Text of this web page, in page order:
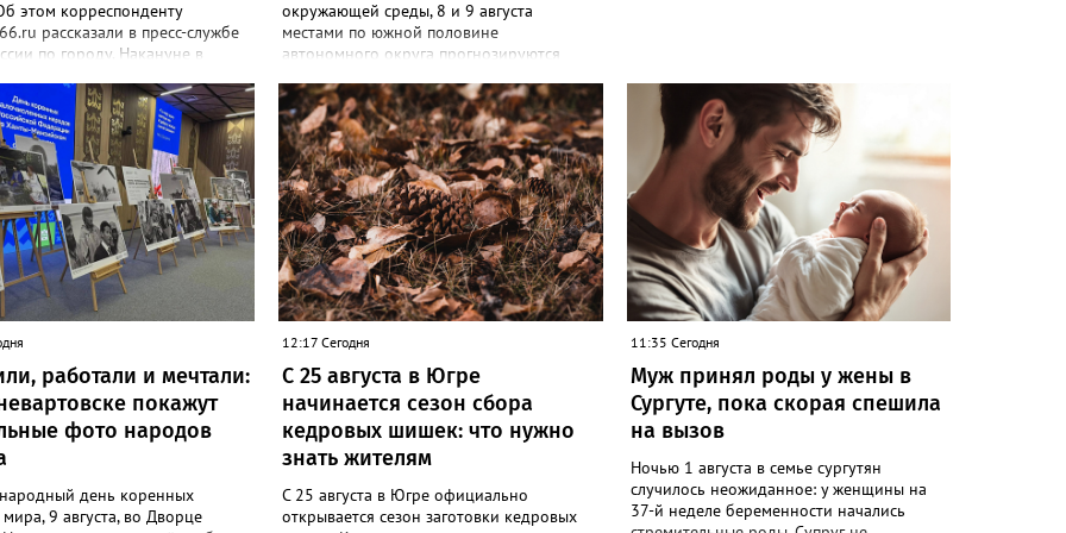
этом корреспонденту
рассказали в пресс-службе
по городу. Накануне в
адресу Омская, 68 потерялся
"Мальчик найден. С ним все
сообщили в ведомстве.
знакомый с ситуацией, пояснил
журналистом издания,
просто заблудился. По
ребенок гулял с
какой-то момент она
а он убежал от нее. "Мальчик
найти дом, но не смог.
нашли прохожие и позвонили в
окружающей среды, 8 и 9 августа
местами по южной половине
автономного округа прогнозируются
сильный дождь, ливни и грозы. Спасатели
призывают жителей и гостей региона
соблюдать меры предосторожности: по
возможности воздержаться от дальних
поездок, не парковать автомобили под
деревьями и слабоукреплёнными
конструкциями, а также быть
внимательными на дорогах из-за
ухудшения видимости и риска
аквапланирования. При возникновении
чрезвычайных ситуаций немедленно
служб 112.
работали и мечтали:
покажут
фото народов
день коренных
9 августа, во Дворце
12:17 Сегодня
С 25 августа в Югре
начинается сезон сбора
кедровых шишек: что нужно
знать жителям
С 25 августа в Югре официально
открывается сезон заготовки кедровых
11:35 Сегодня
Муж принял роды у жены в
Сургуте, пока скорая спешила
на вызов
Ночью 1 августа в семье сургутян
случилось неожиданное: у женщины на
37-й неделе беременности начались